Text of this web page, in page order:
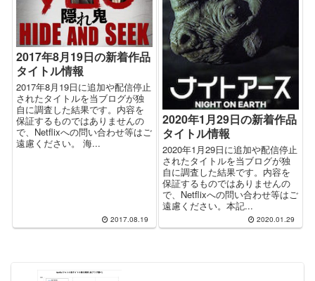
2017年8月19日の新着作品
タイトル情報
2017年8月19日に追加や配信停止
されたタイトルを当ブログが独
自に調査した結果です。内容を
保証するものではありませんの
で、Netflixへの問い合わせ等はご
遠慮ください。 海...
2017.08.19
2020年1月29日の新着作品
タイトル情報
2020年1月29日に追加や配信停止
されたタイトルを当ブログが独
自に調査した結果です。内容を
保証するものではありませんの
で、Netflixへの問い合わせ等はご
遠慮ください。本記...
2020.01.29